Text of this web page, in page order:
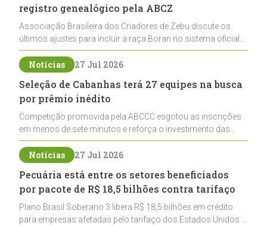
registro genealógico pela ABCZ
Associação Brasileira dos Criadores de Zebu discute os
últimos ajustes para incluir a raça Boran no sistema oficial
de registros, abrindo caminho para sua expansão na
pecuária nacional
Notícias 27 Jul 2026
Seleção de Cabanhas terá 27 equipes na busca
por prêmio inédito
Competição promovida pela ABCCC esgotou as inscrições
em menos de sete minutos e reforça o investimento das
cabanhas na seleção genética de Cavalos Crioulos voltados
ao laço
Notícias 27 Jul 2026
Pecuária está entre os setores beneficiados
por pacote de R$ 18,5 bilhões contra tarifaço
Plano Brasil Soberano 3 libera R$ 18,5 bilhões em crédito
para empresas afetadas pelo tarifaço dos Estados Unidos e